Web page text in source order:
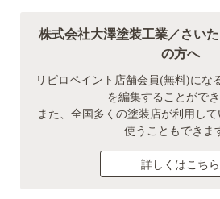
株式会社大澤塗装工業／さい
の方へ
リビロペイント店舗会員(無料)にな
を編集することができ
また、全国多くの塗装店が利用し
使うこともできま
詳しくはこちら